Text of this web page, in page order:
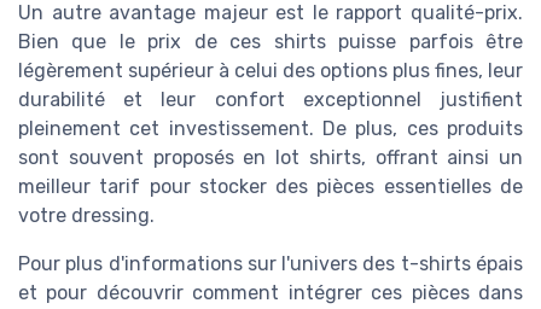
Un autre avantage majeur est le rapport qualité-prix.
Bien que le prix de ces shirts puisse parfois être
légèrement supérieur à celui des options plus fines, leur
durabilité et leur confort exceptionnel justifient
pleinement cet investissement. De plus, ces produits
sont souvent proposés en lot shirts, offrant ainsi un
meilleur tarif pour stocker des pièces essentielles de
votre dressing.
Pour plus d'informations sur l'univers des t-shirts épais
et pour découvrir comment intégrer ces pièces dans